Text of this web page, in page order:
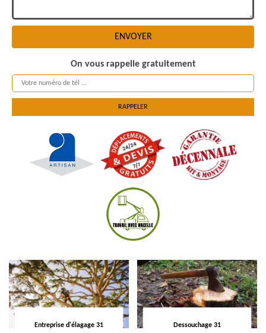
On vous rappelle gratuitement
Entreprise d'élagage 31 Dessouchage 31